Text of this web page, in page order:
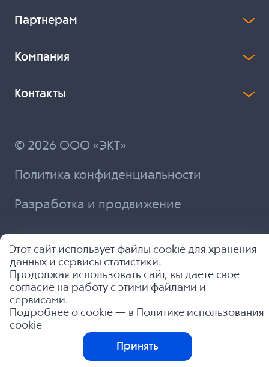
Партнерам
Компания
Контакты
© 2026 ООО «ЭКТ»
Политика конфиденциальности
Разработка и продвижение
Этот сайт использует файлы cookie для хранения
данных и сервисы статистики.
Продолжая использовать сайт, вы даете свое
согласие на работу с этими файлами и
сервисами.
Подробнее о cookie — в
Политике использования
cookie
Принять